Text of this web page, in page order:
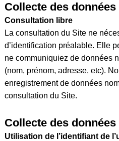
Collecte des données
Consultation libre
La consultation du Site ne
d’identification préalable. Elle
ne communiquiez de données
(nom, prénom, adresse, etc).
enregistrement de données
consultation du Site.
Collecte des
Utilisation de l’identifiant de